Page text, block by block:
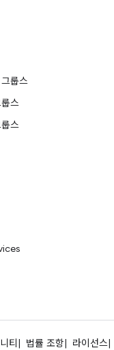
룹스
스
스
티 법률 조항 라이선스